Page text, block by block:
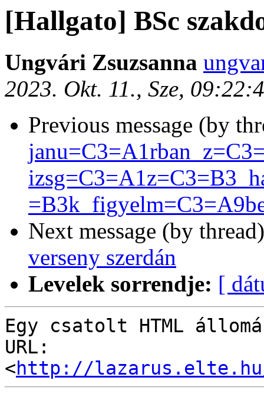
[Hallgato] BSc
Ungvári Zsuzsanna
2023. Okt. 11., Sze,
Previous message (by
Next message (by
verseny szerdán
Levelek sorrendje: [
Egy csatolt HTML
URL:
<http://lazarus.elte.hu/